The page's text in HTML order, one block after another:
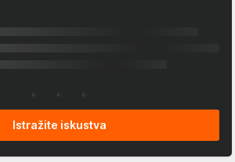
Istražite iskustva